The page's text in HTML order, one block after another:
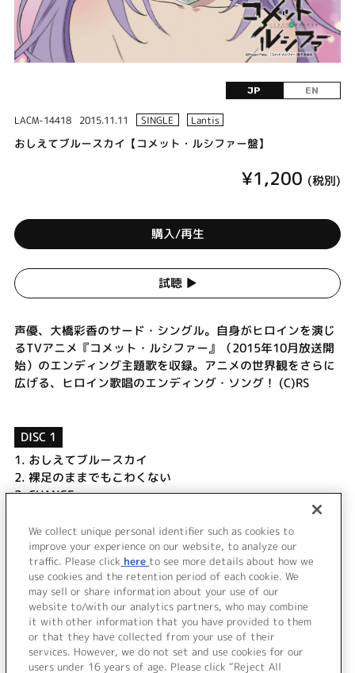
JP EN
LACM-14418 2015.11.11 SINGLE Lantis
おしえてブルースカイ【コメット・ルシファー盤】
¥1,200 (税別)
購入/再生
試聴 ▶︎
声優、大橋彩香のサード・シングル。自身がヒロインを演じ
るTVアニメ『コメット・ルシファー』（2015年10月放送開
始）のエンディング主題歌を収録。アニメの世界観をさらに
広げる、ヒロイン歌唱のエンディング・ソング！ (C)RS
DISC 1
1. おしえてブルースカイ
2. 裸足のままでもこわくない
3.CHANGE
裸足のままでもこわくない (Off Vocal)
CHANGE (Off Vocal)
＜ BACK
We collect unique personal identifier such as cookies to
improve your experience on our website, to analyze our
traffic. Please click here to see more details about how we
use cookies and the retention period of each cookie. We
may sell or share information about your use of our
website to/with our analytics partners, who may combine
it with other information that you have provided to them
or that they have collected from your use of their
services. However, we do not set and use cookies for our
users under 16 years of age. Please click “Reject All